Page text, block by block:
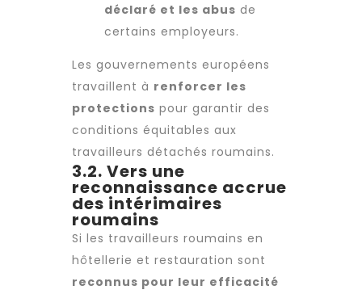
déclaré et les abus de
certains employeurs.
Les gouvernements européens
travaillent à renforcer les
protections pour garantir des
conditions équitables aux
travailleurs détachés roumains.
3.2. Vers une
reconnaissance accrue
des intérimaires
roumains
Si les travailleurs roumains en
hôtellerie et restauration sont
reconnus pour leur efficacité